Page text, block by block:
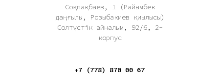
Соқпақбаев, 1 (Райымбек
даңғылы, Розыбакиев қиылысы)
Солтүстік айналым, 92/6, 2-
корпус
+7 (778) 870 00 67